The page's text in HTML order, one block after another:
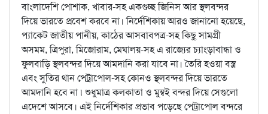
বাংলাদেশি পোশাক, খাবার-সহ একগুচ্ছ জিনিস আর স্থলবন্দর
দিয়ে ভারতে প্রবেশ করবে না। নির্দেশিকায় আরও জানানো হয়েছে,
প্যাকেট জাতীয় পানীয়, কাঠের আসবাবপত্র-সহ কিছু সামগ্রী
অসমম, ত্রিপুরা, মিজোরাম, মেঘালয়-সহ এ রাজ্যের চ্যাংড়াবান্ধা ও
ফুলবাড়ি স্থলবন্দর দিয়ে আমদানি করা যাবে না। তৈরি হওয়া বস্ত্র
এবং সুতির থান পেট্রাপোল-সহ কোনও স্থলবন্দর দিয়ে ভারতে
আমদানি হবে না ৷ শুধুমাত্র কলকাতা ও মুম্বই বন্দর দিয়ে সেগুলো
এদেশে আসবে। এই নির্দেশিকার প্রভাব পড়েছে পেট্রাপোল বন্দরে